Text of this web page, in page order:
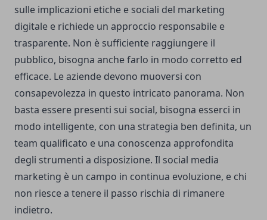
sulle implicazioni etiche e sociali del marketing
digitale e richiede un approccio responsabile e
trasparente. Non è sufficiente raggiungere il
pubblico, bisogna anche farlo in modo corretto ed
efficace. Le aziende devono muoversi con
consapevolezza in questo intricato panorama. Non
basta essere presenti sui social, bisogna esserci in
modo intelligente, con una strategia ben definita, un
team qualificato e una conoscenza approfondita
degli strumenti a disposizione. Il social media
marketing è un campo in continua evoluzione, e chi
non riesce a tenere il passo rischia di rimanere
indietro.